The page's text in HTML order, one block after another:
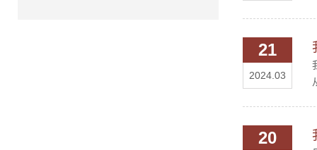
21
2024.03
20